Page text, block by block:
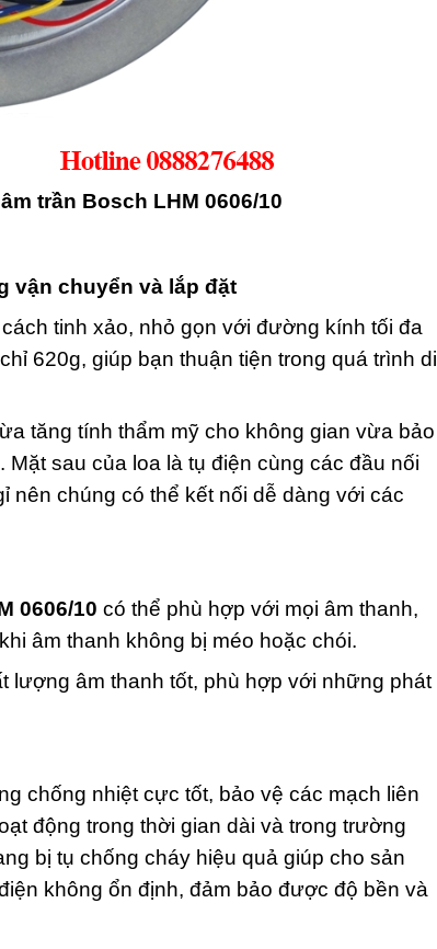
trần Bosch LHM 0606/10
vận chuyển và lắp đặt
tinh xảo, nhỏ gọn với đường kính tối đa
620g, giúp bạn thuận tiện trong quá trình di
tăng tính thẩm mỹ cho không gian vừa bảo
sau của loa là tụ điện cùng các đầu nối
nên chúng có thể kết nối dễ dàng với các
0606/10 có thể phù hợp với mọi âm thanh,
âm thanh không bị méo hoặc chói.
lượng âm thanh tốt, phù hợp với những phát
chống nhiệt cực tốt, bảo vệ các mạch liên
động trong thời gian dài và trong trường
bị tụ chống cháy hiệu quả giúp cho sản
không ổn định, đảm bảo được độ bền và